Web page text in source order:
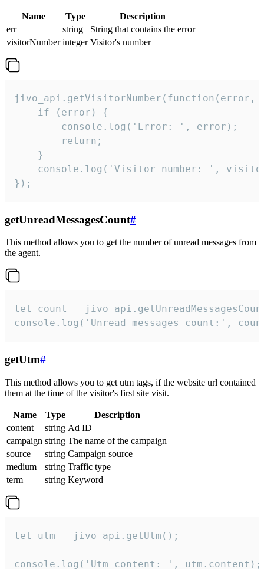
Name Type
Description
err
string
String that contains the error
visitorNumber integer Visitor's number
jivo_api.getVisitorNumber(function(error,
    if (error) {
        console.log('Error: ', error);
        return;
    }
console.log('Visitor number: ',
});
getUnreadMessagesCount#
This method allows you to get the number of unread messages from
the agent.
let count =
console.log('Unread messages count:',
getUtm#
This method allows you to get utm tags, if the website url contained
them at the time of the visitor's first site visit.
Name Type
Description
content
string Ad ID
campaign string The name of the campaign
source
string Campaign source
medium
string Traffic type
term
string Keyword
let utm = jivo_api.getUtm();
console.log('Utm content: ', utm.content);